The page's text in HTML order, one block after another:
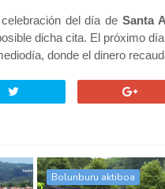
del día de Santa
dicha cita. El próximo día
donde el dinero
Bolunburu aktiboa